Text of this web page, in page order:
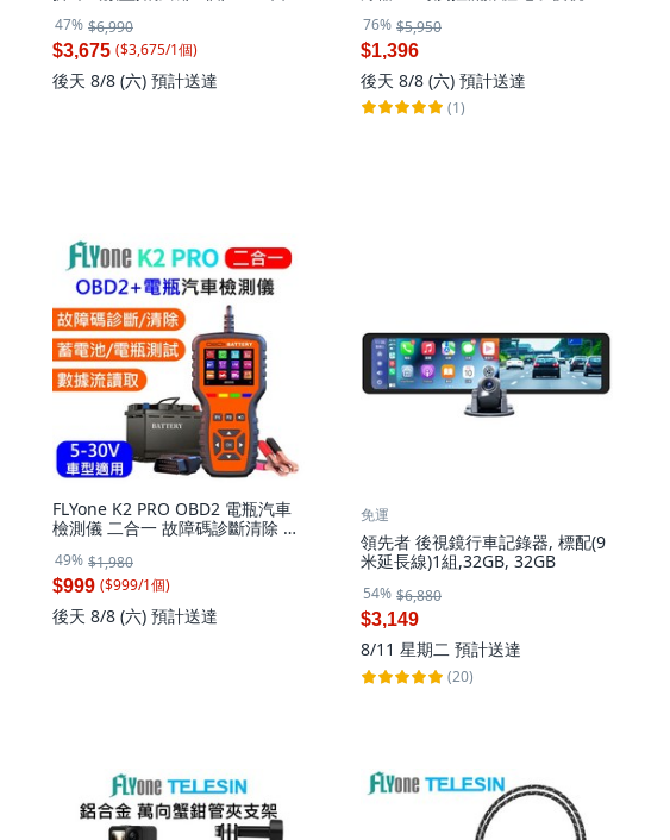
C300口袋版, 白色, 標配(無記憶卡)
47% $6,990
$3,675 ($3,675/1個)
後天 8/8 (六) 預計送達
76% $5,950
$1,396
後天 8/8 (六) 預計送達
(1)
FLYone K2 PRO OBD2 電瓶汽車
檢測儀 二合一 故障碼診斷清除 蓄
示器 繁體中文 彩色螢幕, 1個
49% $1,980
$999 ($999/1個)
後天 8/8 (六) 預計送達
免運
領先者 後視鏡行車記錄器, 標配(9
米延長線)1組,32GB, 32GB
54% $6,880
$3,149
8/11 星期二 預計送達
(20)